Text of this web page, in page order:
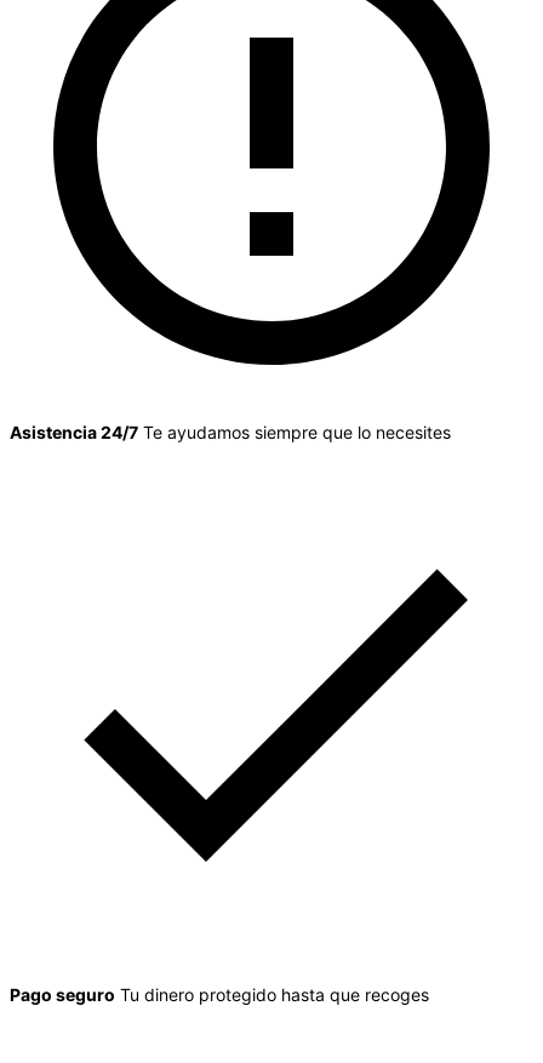
Asistencia 24/7 Te ayudamos siempre que lo necesites
Pago seguro Tu dinero protegido hasta que recoges